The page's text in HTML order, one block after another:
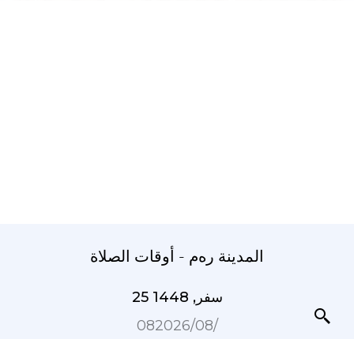
المدينة رەم - أوقات الصلاة
25 سفر, 1448
08‏/08‏/2026